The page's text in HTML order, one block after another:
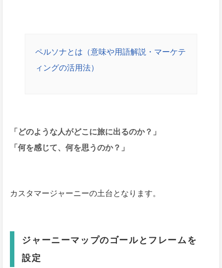
ペルソナとは（意味や用語解説・マーケテ
ィングの活用法）
「どのような人がどこに旅に出るのか？」
「何を感じて、何を思うのか？」
カスタマージャーニーの土台となります。
ジャーニーマップのゴールとフレームを
設定